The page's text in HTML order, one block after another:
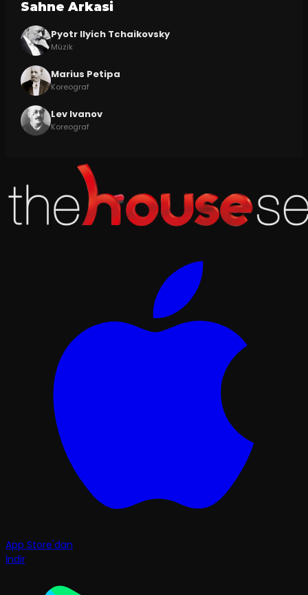
Sahne Arkasi
Pyotr Ilyich Tchaikovsky
Müzik
Marius Petipa
Koreograf
Lev Ivanov
Koreograf
App Store'dan
İndir